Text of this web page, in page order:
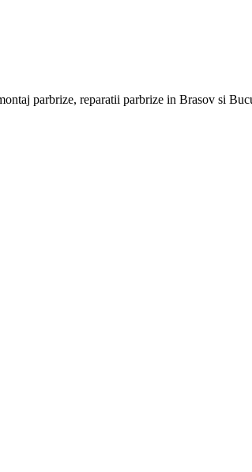
parbrize, reparatii parbrize in Brasov si